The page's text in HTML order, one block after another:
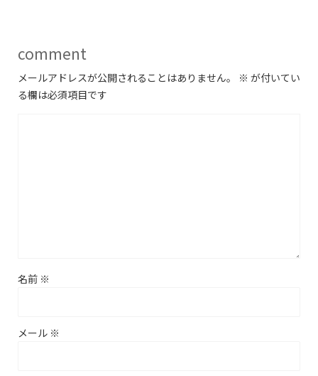
comment
メールアドレスが公開されることはありません。 ※ が付いてい
る欄は必須項目です
名前 ※
メール ※